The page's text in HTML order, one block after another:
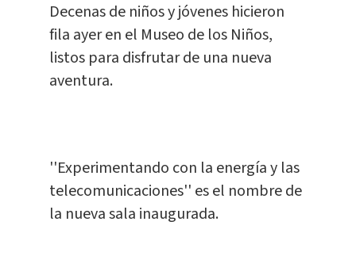
Decenas de niños y jóvenes hicieron
fila ayer en el Museo de los Niños,
listos para disfrutar de una nueva
aventura.
''Experimentando con la energía y las
telecomunicaciones'' es el nombre de
la nueva sala inaugurada.